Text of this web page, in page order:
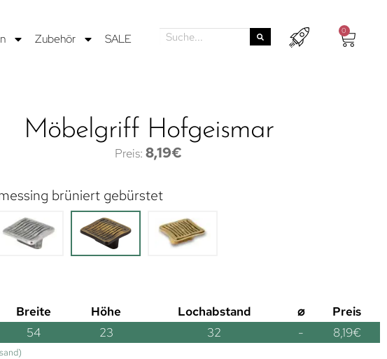
Zubehör SALE
0
Möbelgriff Hofgeismar
8,19€
brüniert gebürstet
Breite Höhe Lochabstand ⌀
Preis
54 23 32 - 8,19€